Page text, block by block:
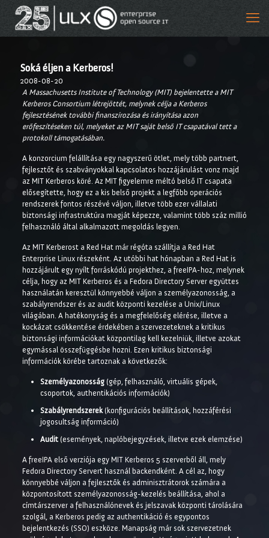
Soká éljen a Kerberos!
2008-08-20
A Massachusetts Institute of Technology (MIT) bejelentette a MIT
Kerberos Consortium létrejöttét, melynek célja a Kerberos
fejlesztésének további finanszírozása és irányítása azon
erőfeszítéseken túl, melyeket az MIT saját belső IT csapatával tett a
protokoll támogatásában.
A konzorcium felállítása egy nagyszerű ötlet, mely több partnert,
fejlesztőt és szabványokkal kapcsolatos hozzájárulást vonz majd
az MIT Kerberos köré. Az MIT figyelemre méltó belső IT csapata
elősegítette, hogy ez a kis belső projekt a legfőbb operációs
rendszerek fontos részévé váljon, illetve több ezer vállalati
biztonsági infrastruktúra magját képezze, valamint több száz millió
felhasználó által alkalmazott megoldás legyen.
Az MIT Kerberost a Red Hat már régóta szállítja a Red Hat
Enterprise Linux részeként. Az utóbbi hat hónapban a Red Hat is
hozzájárult egy nyílt forráskódú projekthez, a freeIPA-hoz, melynek
célja, hogy az MIT Kerberos és a Fedora Directory Server együttes
használatán keresztül könnyebbé váljon a személyazonosság, a
szabályrendszer és az audit központi kezelése a Unix/Linux
világában. A hatékonyság és a megfelelőség elérése, illetve a
kockázat csökkentése érdekében a szervezeteknek a kritikus
biztonsági információkat központilag kell kezelniük, illetve azokat
egymással összefüggésbe hozni. Ezen kritikus biztonsági
információk körébe tartoznak a következők:
Személyazonosság(gép, felhasználó, virtuális gépek,
csoportok, authentikációs információk)
Szabályrendszerek(konfigurációs beállítások, hozzáférési
jogosultság információ)
Audit(események, naplóbejegyzések, illetve ezek elemzése)
A freeIPA első verziója egy MIT Kerberos 5 szerverből áll, mely
Fedora Directory Servert használ backendként. A cél az, hogy
könnyebbé váljon a fejlesztők és adminisztrátorok számára a
központosított személyazonosság-kezelés beállítása, ahol a
címtárszerver a felhasználónevek és jelszavak központi tárolására
szolgál, a Kerberos pedig az authentikáció és egypontos
bejelentkezés (SSO) eszköze. Manapság már sok szervezetnek